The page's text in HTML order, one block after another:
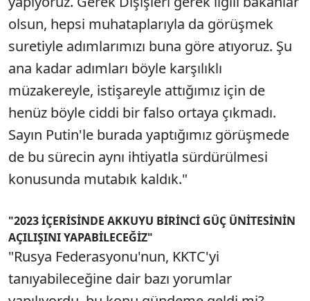
olsun, hepsi muhataplarıyla da görüşmek
suretiyle adımlarımızı buna göre atıyoruz. Şu
ana kadar adımları böyle karşılıklı
müzakereyle, istişareyle attığımız için de
henüz böyle ciddi bir falso ortaya çıkmadı.
Sayın Putin'le burada yaptığımız görüşmede
de bu sürecin aynı ihtiyatla sürdürülmesi
konusunda mutabık kaldık."
"2023 İÇERİSİNDE AKKUYU BİRİNCİ GÜÇ ÜNİTESİNİN
AÇILIŞINI YAPABİLECEĞİZ"
"Rusya Federasyonu'nun, KKTC'yi
tanıyabileceğine dair bazı yorumlar